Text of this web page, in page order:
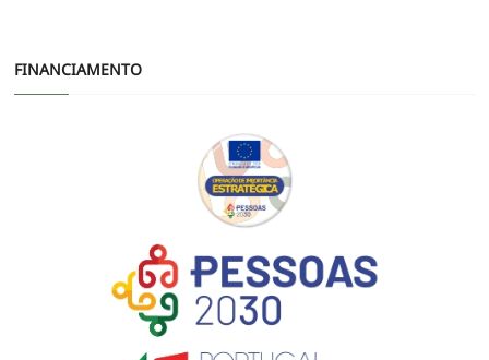
FINANCIAMENTO